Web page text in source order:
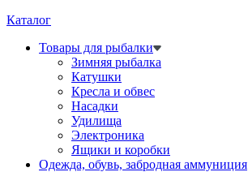
Каталог
Товары для рыбалки
Зимняя рыбалка
Катушки
Кресла и обвес
Насадки
Удилища
Электроника
Ящики и коробки
Одежда, обувь, забродная аммуниция